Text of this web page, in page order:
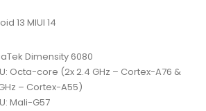
13 MIUI 14
Dimensity 6080
Octa-core (2x 2.4 GHz – Cortex-A76 &
– Cortex-A55)
Mali-G57